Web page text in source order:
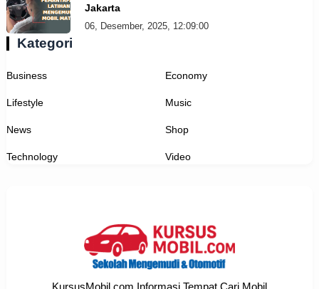
Jakarta
06, Desember, 2025, 12:09:00
Kategori
Business Economy
Lifestyle Music
News Shop
Technology Video
KursusMobil.com Informasi Tempat Cari Mobil